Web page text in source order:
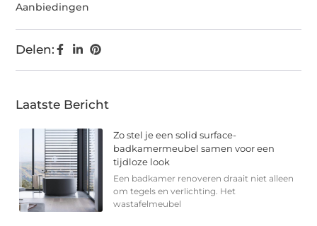
Aanbiedingen
Delen:
Laatste Bericht
Zo stel je een solid surface-
badkamermeubel samen voor een
tijdloze look
Een badkamer renoveren draait niet alleen
om tegels en verlichting. Het
wastafelmeubel